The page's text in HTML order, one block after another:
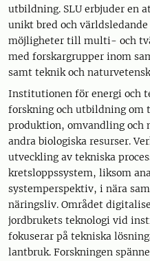
utbildning. SLU erbjuder en
unikt bred och
möjligheter till multi- och
med forskargrupper inom
samt teknik och
Institutionen för energi och
forskning och utbildning om
produktion, omvandling och
andra biologiska resurser.
utveckling av tekniska
kretsloppssystem, liksom
systemperspektiv, i nära
näringsliv. Området
jordbrukets teknologi vid
fokuserar på tekniska
lantbruk. Forskningen